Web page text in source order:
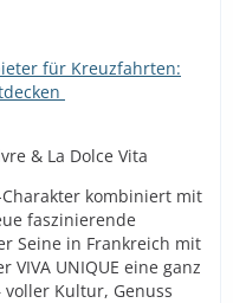
für Kreuzfahrten:
& La Dolce Vita
kombiniert mit
faszinierende
Seine in Frankreich mit
VIVA UNIQUE eine ganz
Kultur, Genuss